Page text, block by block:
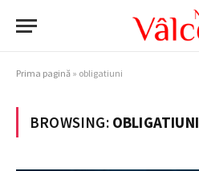
Prima pagină » obligatiuni
BROWSING: OBLIGATIUNI